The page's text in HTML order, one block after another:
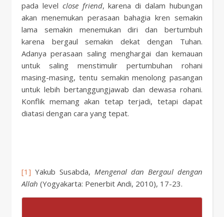
pada level close friend, karena di dalam hubungan
akan menemukan perasaan bahagia kren semakin
lama semakin menemukan diri dan bertumbuh
karena bergaul semakin dekat dengan Tuhan.
Adanya perasaan saling menghargai dan kemauan
untuk saling menstimulir pertumbuhan rohani
masing-masing, tentu semakin menolong pasangan
untuk lebih bertanggungjawab dan dewasa rohani.
Konflik memang akan tetap terjadi, tetapi dapat
diatasi dengan cara yang tepat.
[1] Yakub Susabda, Mengenal dan Bergaul dengan
Allah (Yogyakarta: Penerbit Andi, 2010), 17-23.